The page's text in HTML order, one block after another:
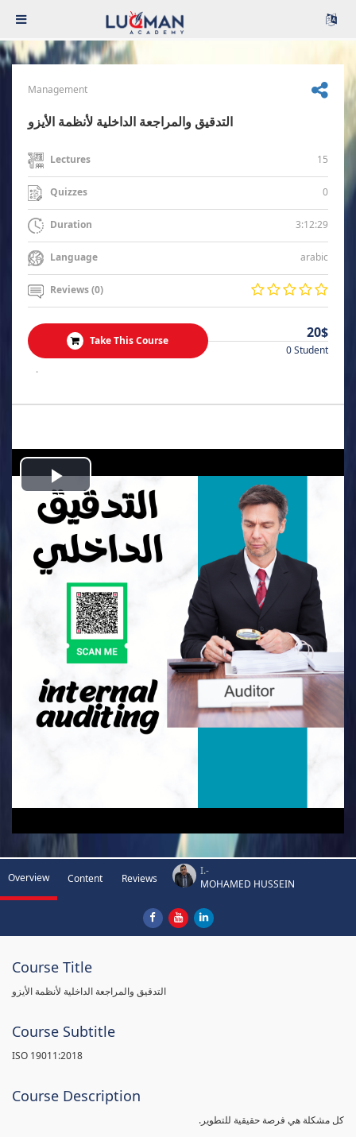
Management
التدقيق والمراجعة الداخلية لأنظمة الأيزو
Lectures 15
Quizzes 0
Duration 3:12:29
Language arabic
Reviews (0)
Take This Course 20$
0 Student
.
Play
Video
Overview Content Reviews
I.-
MOHAMED HUSSEIN
Course Title
التدقيق والمراجعة الداخلية لأنظمة الأيزو
Course Subtitle
ISO 19011:2018
Course Description
كل مشكلة هي فرصة حقيقية للتطوير.